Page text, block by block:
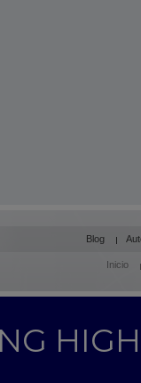
Blog
Inicio